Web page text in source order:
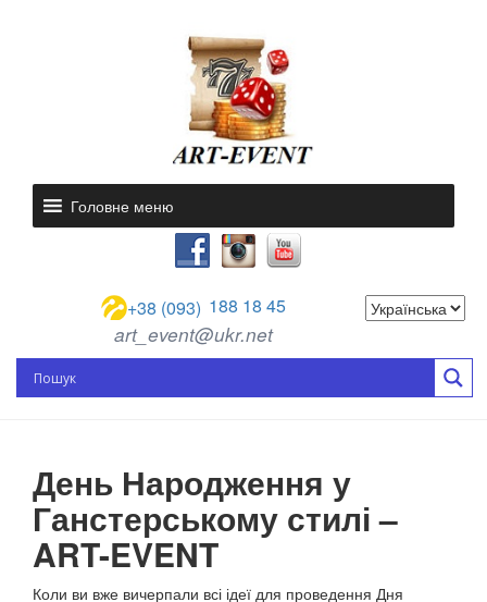
Головне меню
+38 (093) 188 18 45
art_event@ukr.net
День Народження у
Ганстерському стилі–
ART-EVENT
Коли ви вже вичерпали всі ідеї для проведення Дня